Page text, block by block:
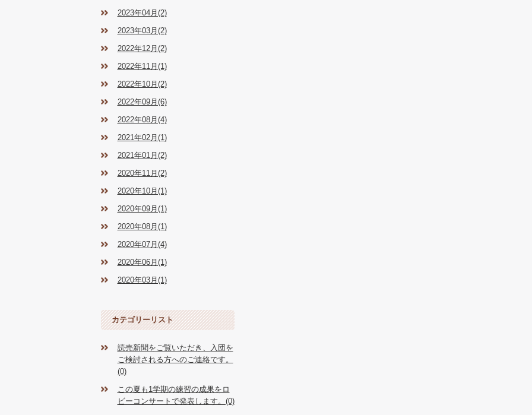
2023年04月(2)
2023年03月(2)
2022年12月(2)
2022年11月(1)
2022年10月(2)
2022年09月(6)
2022年08月(4)
2021年02月(1)
2021年01月(2)
2020年11月(2)
2020年10月(1)
2020年09月(1)
2020年08月(1)
2020年07月(4)
2020年06月(1)
2020年03月(1)
カテゴリーリスト
読売新聞をご覧いただき、入団を
ご検討される方へのご連絡です。
(0)
この夏も1学期の練習の成果をロ
ビーコンサートで発表します。(0)